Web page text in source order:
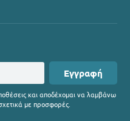
Εγγραφή
και αποδέχομαι να λαμβάνω
με προσφορές.